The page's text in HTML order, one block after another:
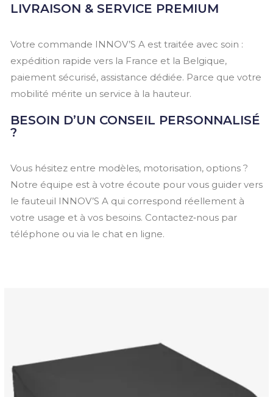
LIVRAISON & SERVICE PREMIUM
Votre commande INNOV’S A est traitée avec soin :
expédition rapide vers la France et la Belgique,
paiement sécurisé, assistance dédiée. Parce que votre
mobilité mérite un service à la hauteur.
BESOIN D’UN CONSEIL PERSONNALISÉ
?
Vous hésitez entre modèles, motorisation, options ?
Notre équipe est à votre écoute pour vous guider vers
le fauteuil INNOV’S A qui correspond réellement à
votre usage et à vos besoins. Contactez‑nous par
téléphone ou via le chat en ligne.